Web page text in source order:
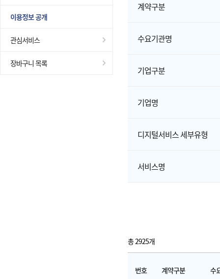
이용정보 공개
관심서비스
장바구니 목록
계약구분
수요기관명
기업구분
기업명
디지털서비스 세부유형
서비스명
총 2925개
번호 계약구분 수